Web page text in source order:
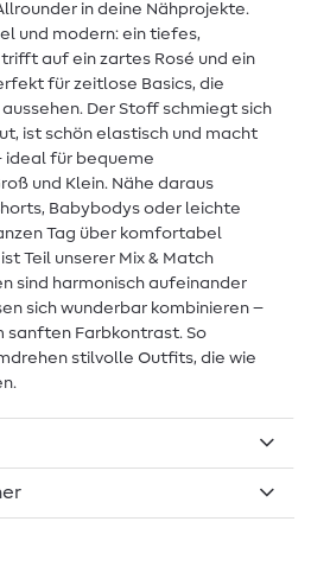
in deine Nähprojekte.
und modern: ein tiefes,
auf ein zartes Rosé und ein
für zeitlose Basics, die
Der Stoff schmiegt sich
ist schön elastisch und macht
ideal für bequeme
und Klein. Nähe daraus
Babybodys oder leichte
Tag über komfortabel
Teil unserer Mix & Match
sind harmonisch aufeinander
sich wunderbar kombinieren –
sanften Farbkontrast. So
stilvolle Outfits, die wie